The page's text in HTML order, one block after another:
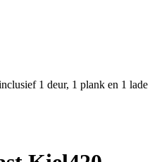
1 deur, 1 plank en 1 lade